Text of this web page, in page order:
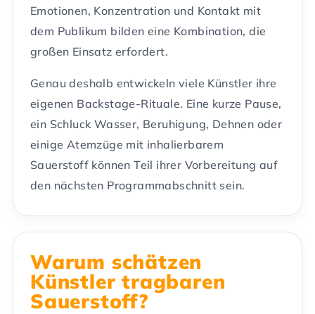
Emotionen, Konzentration und Kontakt mit
dem Publikum bilden eine Kombination, die
großen Einsatz erfordert.
Genau deshalb entwickeln viele Künstler ihre
eigenen Backstage-Rituale. Eine kurze Pause,
ein Schluck Wasser, Beruhigung, Dehnen oder
einige Atemzüge mit inhalierbarem
Sauerstoff können Teil ihrer Vorbereitung auf
den nächsten Programmabschnitt sein.
Warum schätzen
Künstler tragbaren
Sauerstoff?